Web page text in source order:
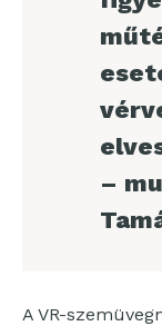
–
A VR-